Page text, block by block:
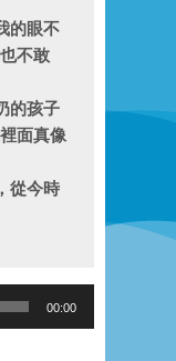
的眼不
不敢
的孩子
面真像
從今時
00:00